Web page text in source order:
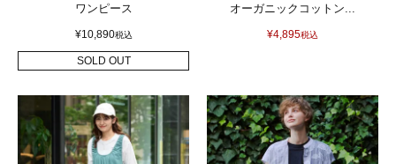
ワンピース
¥10,890税込
SOLD OUT
オーガニックコットン...
¥4,895税込